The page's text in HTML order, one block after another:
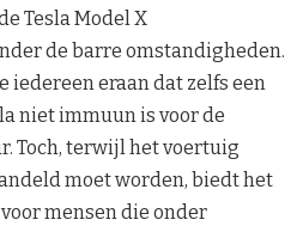
Tesla Model X
de barre omstandigheden.
iedereen eraan dat zelfs een
niet immuun is voor de
Toch, terwijl het voertuig
moet worden, biedt het
mensen die onder